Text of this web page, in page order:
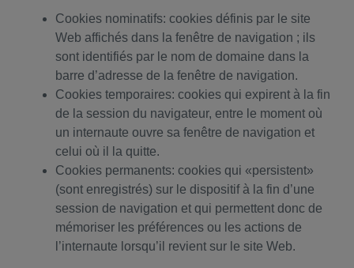
Cookies nominatifs: cookies définis par le site
Web affichés dans la fenêtre de navigation ; ils
sont identifiés par le nom de domaine dans la
barre d’adresse de la fenêtre de navigation.
Cookies temporaires: cookies qui expirent à la fin
de la session du navigateur, entre le moment où
un internaute ouvre sa fenêtre de navigation et
celui où il la quitte.
Cookies permanents: cookies qui «persistent»
(sont enregistrés) sur le dispositif à la fin d’une
session de navigation et qui permettent donc de
mémoriser les préférences ou les actions de
l’internaute lorsqu’il revient sur le site Web.